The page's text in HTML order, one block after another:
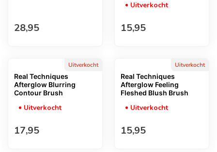
Normale prijs
28,95
Uitverkocht
Normale prijs
15,95
Uitverkocht
Real Techniques
Afterglow Blurring
Contour Brush
Uitverkocht
Normale prijs
17,95
Uitverkocht
Real Techniques
Afterglow Feeling
Fleshed Blush Brush
Uitverkocht
Normale prijs
15,95